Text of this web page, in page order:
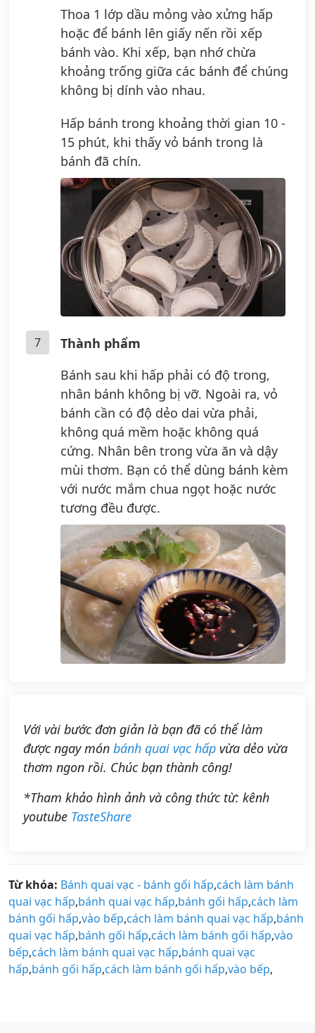
Thoa 1 lớp dầu mỏng vào xửng hấp
hoặc để bánh lên giấy nến rồi xếp
bánh vào. Khi xếp, bạn nhớ chừa
khoảng trống giữa các bánh để chúng
không bị dính vào nhau.
Hấp bánh trong khoảng thời gian 10 -
15 phút, khi thấy vỏ bánh trong là
bánh đã chín.
7
Thành phẩm
Bánh sau khi hấp phải có độ trong,
nhân bánh không bị vỡ. Ngoài ra, vỏ
bánh cần có độ dẻo dai vừa phải,
không quá mềm hoặc không quá
cứng. Nhân bên trong vừa ăn và dậy
mùi thơm. Bạn có thể dùng bánh kèm
với nước mắm chua ngọt hoặc nước
tương đều được.
Với vài bước đơn giản là bạn đã có thể làm
được ngay món bánh quai vạc hấp vừa dẻo vừa
thơm ngon rồi. Chúc bạn thành công!
*Tham khảo hình ảnh và công thức từ: kênh
youtube TasteShare
Từ khóa: Bánh quai vạc - bánh gối hấp,cách làm bánh
quai vạc hấp,bánh quai vạc hấp,bánh gối hấp,cách làm
bánh gối hấp,vào bếp,cách làm bánh quai vạc hấp,bánh
quai vạc hấp,bánh gối hấp,cách làm bánh gối hấp,vào
bếp,cách làm bánh quai vạc hấp,bánh quai vạc
hấp,bánh gối hấp,cách làm bánh gối hấp,vào bếp,